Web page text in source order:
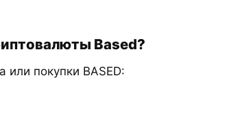
Based?
или покупки BASED: